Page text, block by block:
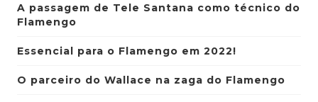
A passagem de Tele Santana como técnico do
Flamengo
Essencial para o Flamengo em 2022!
O parceiro do Wallace na zaga do Flamengo